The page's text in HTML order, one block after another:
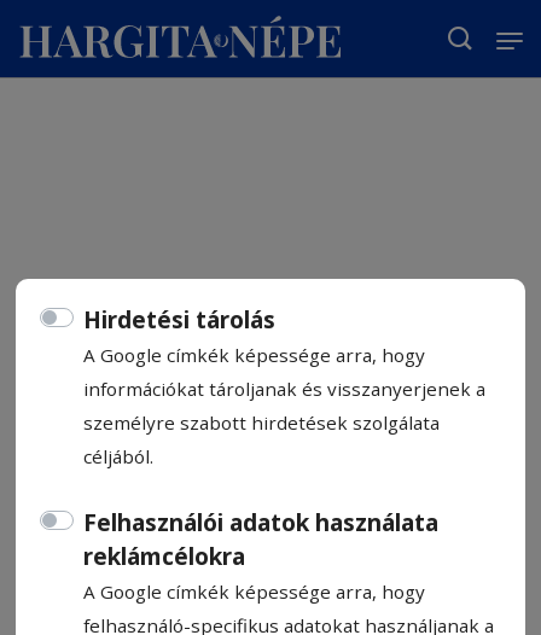
Hirdetési tárolás
A Google címkék képessége arra, hogy
információkat tároljanak és visszanyerjenek a
személyre szabott hirdetések szolgálata
céljából.
Felhasználói adatok használata
reklámcélokra
A Google címkék képessége arra, hogy
felhasználó-specifikus adatokat használjanak a